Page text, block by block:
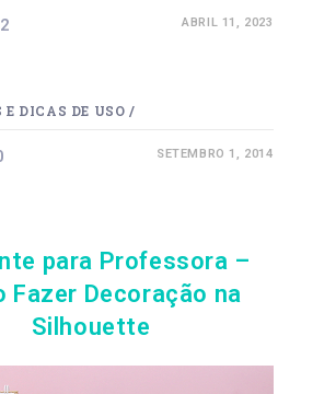
ABRIL 11, 2023
DICAS DE USO /
SETEMBRO 1, 2014
para Professora –
Fazer Decoração na
Silhouette